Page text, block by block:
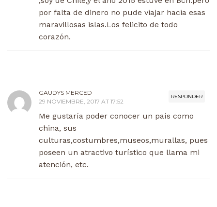
por falta de dinero no pude viajar hacia esas
maravillosas islas.Los felicito de todo
corazón.
RESPONDER
GAUDYS MERCED
29 NOVIEMBRE, 2017 AT 17:52
Me gustaría poder conocer un país como
china, sus
culturas,costumbres,museos,murallas, pues
poseen un atractivo turístico que llama mi
atención, etc.